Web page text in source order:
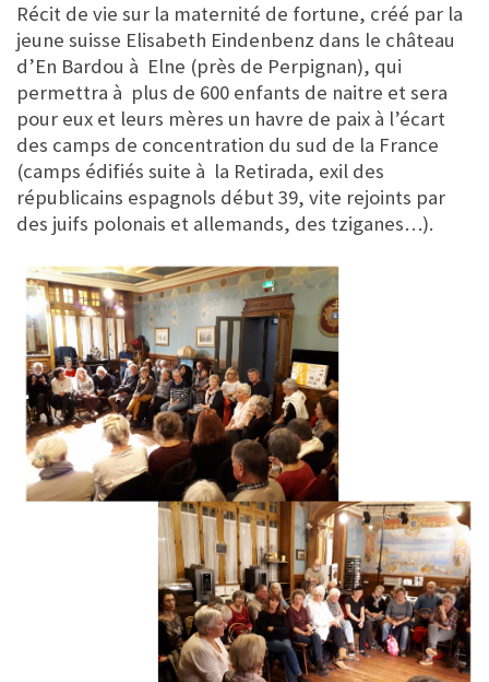
Récit de vie sur la maternité de fortune, créé par la
jeune suisse Elisabeth Eindenbenz dans le château
d’En Bardou à Elne (près de Perpignan), qui
permettra à plus de 600 enfants de naitre et sera
pour eux et leurs mères un havre de paix à l’écart
des camps de concentration du sud de la France
(camps édifiés suite à la Retirada, exil des
républicains espagnols début 39, vite rejoints par
des juifs polonais et allemands, des tziganes…).